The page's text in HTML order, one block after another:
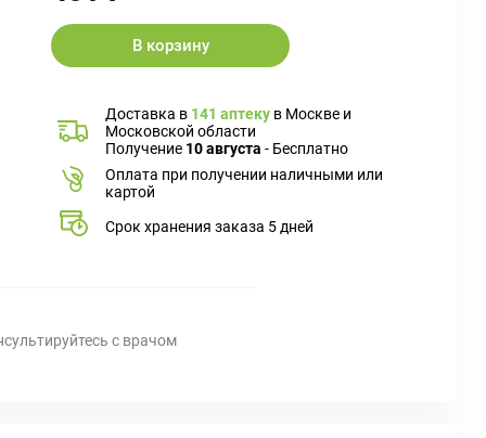
В корзину
Доставка в 141 аптеку в Москве и
Московской области
Получение 10 августа - Бесплатно
Оплата при получении наличными или
картой
Срок хранения заказа 5 дней
с врачом